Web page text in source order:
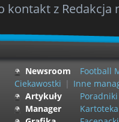
kontakt z Redakcja
Newsroom Football
Ciekawostki | Inne
Artykuły
Poradniki
Manager
Kartoteka